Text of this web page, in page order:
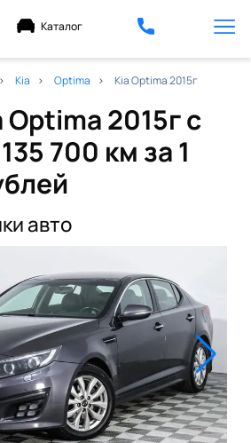
Каталог
Kia Optima Kia Optima 2015г
Optima 2015г с
700 км за 1
авто